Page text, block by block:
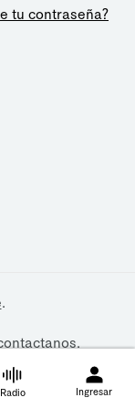
tu contraseña?
.
.
Radio Ingresar